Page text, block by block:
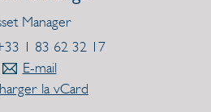
Manager
1 83 62 32 17
E-mail
la vCard